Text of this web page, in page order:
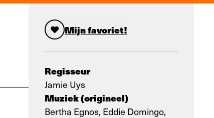
Mijn favoriet!
Regisseur
Jamie Uys
Muziek (origineel)
Bertha Egnos, Eddie Domingo,